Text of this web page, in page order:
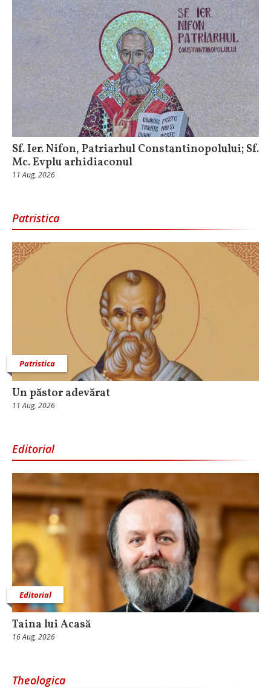
Sf. Ier. Nifon, Patriarhul Constantinopolului; Sf.
Mc. Evplu arhidiaconul
11 Aug, 2026
Patristica
Patristica
Un păstor adevărat
11 Aug, 2026
Editorial
Editorial
Taina lui Acasă
16 Aug, 2026
Theologica